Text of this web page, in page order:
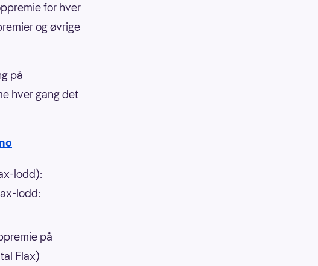
for hver
og øvrige
på
hver gang det
lodd):
lodd:
på
Flax)